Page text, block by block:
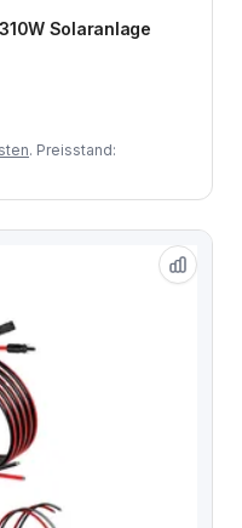
Solaranlage
. Preisstand: